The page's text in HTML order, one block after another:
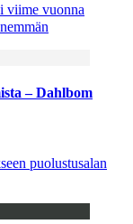
viime vuonna
– Dahlbom
puolustusalan